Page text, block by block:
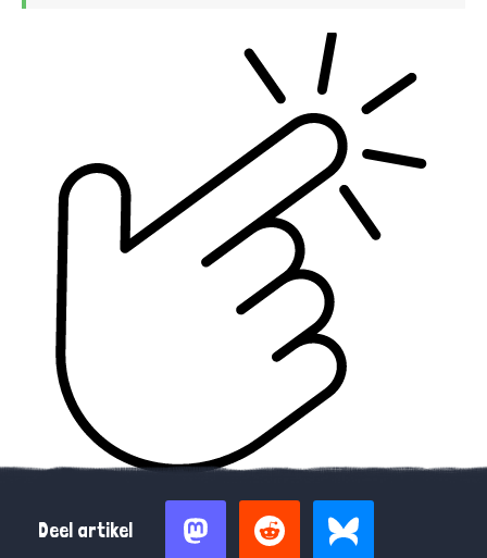
Deel artikel